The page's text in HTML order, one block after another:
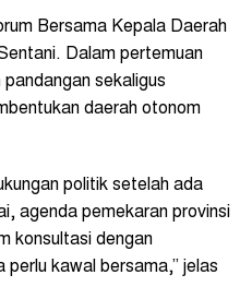
Bersama Kepala Daerah
Dalam pertemuan
sekaligus
daerah otonom
politik setelah ada
agenda pemekaran provinsi
konsultasi dengan
kawal bersama,” jelas